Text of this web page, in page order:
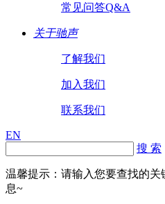
常见问答Q&A
关于驰声
了解我们
加入我们
联系我们
EN
搜 索
温馨提示：请输入您要查找的
息~